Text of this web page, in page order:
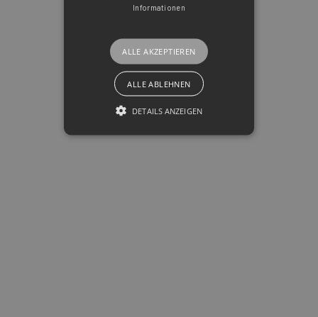
Informationen
ALLE AKZEPTIEREN
ALLE ABLEHNEN
DETAILS ANZEIGEN